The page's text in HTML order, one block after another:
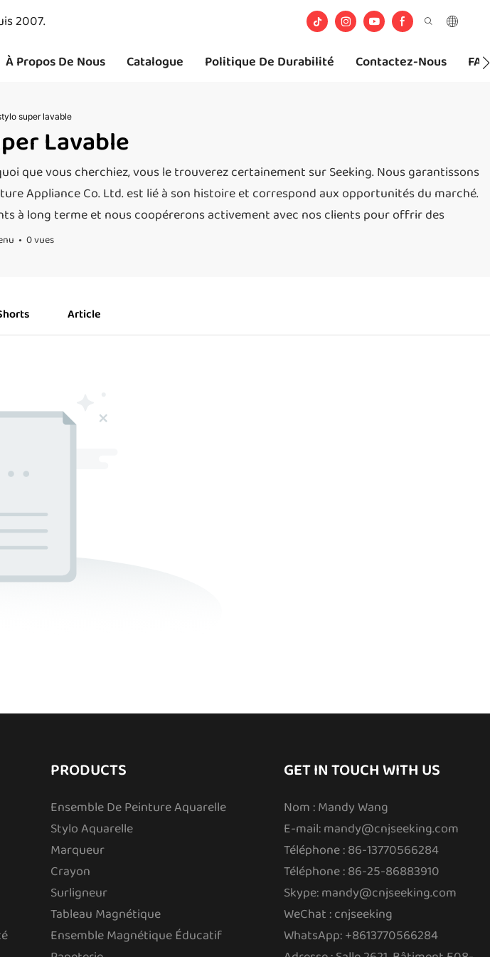
2007.
À Propos De Nous Catalogue Politique De Durabilité Contactez-Nous FAQ
super lavable
Lavable
que vous cherchiez, vous le trouverez certainement sur Seeking. Nous garantissons
Appliance Co. Ltd. est lié à son histoire et correspond aux opportunités du marché.
à long terme et nous coopérerons activement avec nos clients pour offrir des
0 vues
Article
PRODUCTS
Ensemble De Peinture Aquarelle
Stylo Aquarelle
Marqueur
Crayon
Surligneur
Tableau Magnétique
Ensemble Magnétique Éducatif
GET IN TOUCH WITH US
Nom : Mandy Wang
E-mail:mandy@cnjseeking.com
Téléphone : 86-13770566284
Téléphone : 86-25-86883910
Skype: mandy@cnjseeking.com
WeChat : cnjseeking
WhatsApp: +8613770566284